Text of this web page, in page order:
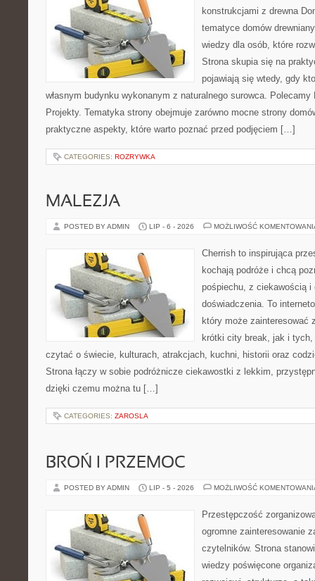
konstrukcjami z drewna
tematyce domów
wiedzy dla osób, które
Strona skupia się na
pojawiają się wtedy, gdy
własnym budynku wykonanym z naturalnego surowca.
Projekty. Tematyka strony obejmuje zarówno mocne strony
praktyczne aspekty, które warto poznać przed podjęciem […]
CATEGORIES: ROZRYWKA
MALEZJA
POSTED BY ADMIN LIP - 6 - 2026 MOŻLIWOŚĆ
Cherrish to inspirująca
kochają podróże i chcą
pośpiechu, z ciekawością i
doświadczenia. To
który może zainteresować
krótki city break, jak i
czytać o świecie, kulturach, atrakcjach, kuchni, historii oraz
Strona łączy w sobie podróżnicze ciekawostki z lekkim,
dzięki czemu można tu […]
CATEGORIES: ZAROSLA
BROŃ I PRZEMOC
POSTED BY ADMIN LIP - 5 - 2026 MOŻLIWOŚĆ
Przestępczość
ogromne zainteresowanie
czytelników. Strona
wiedzy poświęcone